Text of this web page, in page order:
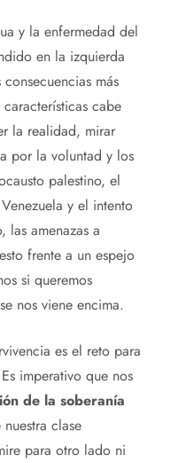
y la enfermedad del
en la izquierda
más
cabe
la realidad, mirar
por la voluntad y los
palestino, el
y el intento
las amenazas a
frente a un espejo
si queremos
nos viene encima.
es el reto para
imperativo que nos
de la soberanía
clase
para otro lado ni